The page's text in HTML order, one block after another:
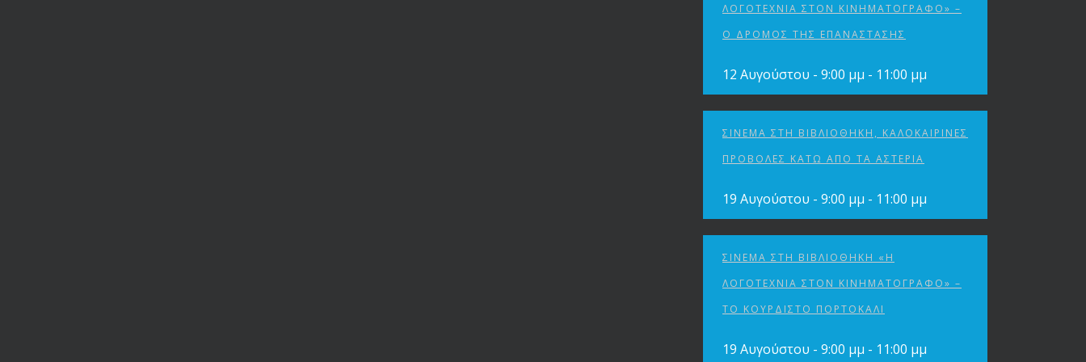
ΛΟΓΟΤΕΧΝΊΑ ΣΤΟΝ ΚΙΝΗΜΑΤΟΓΡΆΦΟ» –
Ο ΔΡΌΜΟΣ ΤΗΣ ΕΠΑΝΆΣΤΑΣΗΣ
12 Αυγούστου - 9:00 μμ - 11:00 μμ
ΣΙΝΕΜΆ ΣΤΗ ΒΙΒΛΙΟΘΉΚΗ, ΚΑΛΟΚΑΙΡΙΝΈΣ
ΠΡΟΒΟΛΈΣ ΚΆΤΩ ΑΠΌ ΤΑ ΑΣΤΈΡΙΑ
19 Αυγούστου - 9:00 μμ - 11:00 μμ
ΣΙΝΕΜΆ ΣΤΗ ΒΙΒΛΙΟΘΉΚΗ «Η
ΛΟΓΟΤΕΧΝΊΑ ΣΤΟΝ ΚΙΝΗΜΑΤΟΓΡΆΦΟ» –
ΤΟ ΚΟΥΡΔΙΣΤΌ ΠΟΡΤΟΚΆΛΙ
19 Αυγούστου - 9:00 μμ - 11:00 μμ